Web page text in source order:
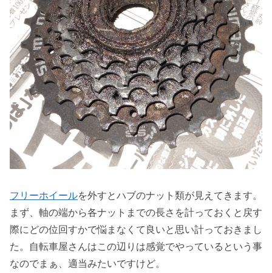
フリーホイールを外すとハブのナット類が見えてきます。
まず、軸の端から各ナットまでの長さを計っておくと戻す
際にどの位回すかで悩まなくて良いと思い計っておきまし
た。自転車屋さんはこの辺りは感覚でやっているという事
なのでまぁ、適当みたいですけど。